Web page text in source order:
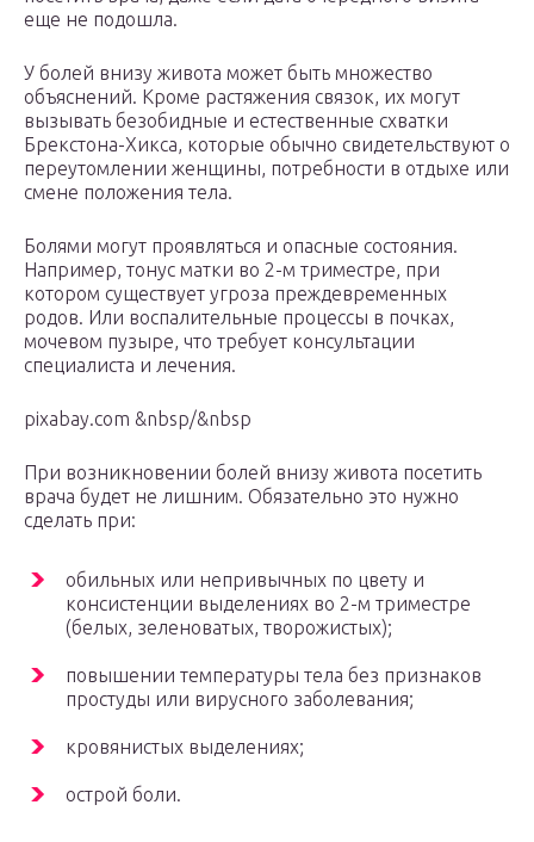
еще не подошла.
У болей внизу живота может быть множество
объяснений. Кроме растяжения связок, их могут
вызывать безобидные и естественные схватки
Брекстона-Хикса, которые обычно свидетельствуют о
переутомлении женщины, потребности в отдыхе или
смене положения тела.
Болями могут проявляться и опасные состояния.
Например, тонус матки во 2-м триместре, при
котором существует угроза преждевременных
родов. Или воспалительные процессы в почках,
мочевом пузыре, что требует консультации
специалиста и лечения.
pixabay.com &nbsp/&nbsp
При возникновении болей внизу живота посетить
врача будет не лишним. Обязательно это нужно
сделать при:
обильных или непривычных по цвету и
консистенции выделениях во 2-м триместре
(белых, зеленоватых, творожистых);
повышении температуры тела без признаков
простуды или вирусного заболевания;
кровянистых выделениях;
острой боли.